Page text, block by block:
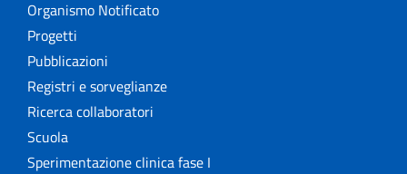
Organismo Notificato
Progetti
Pubblicazioni
Registri e sorveglianze
Ricerca collaboratori
Scuola
Sperimentazione clinica fase I